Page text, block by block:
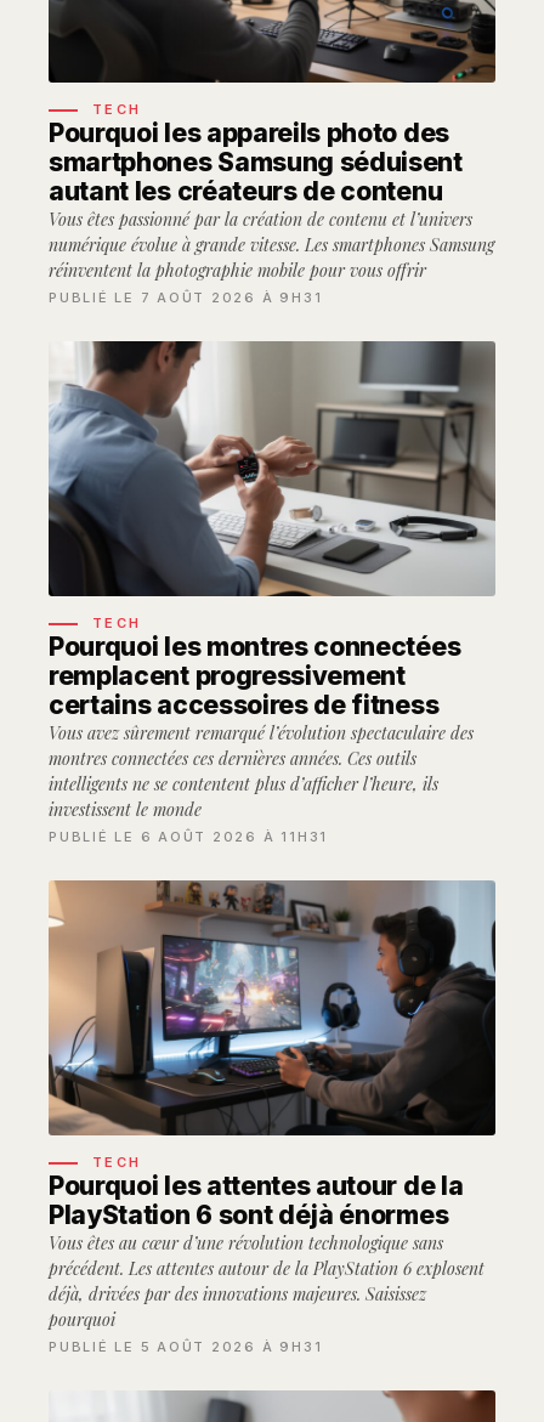
TECH
Pourquoi les appareils photo des
smartphones Samsung séduisent
autant les créateurs de contenu
Vous êtes passionné par la création de contenu et l’univers
numérique évolue à grande vitesse. Les smartphones Samsung
réinventent la photographie mobile pour vous offrir
PUBLIÉ LE 7 AOÛT 2026 À 9H31
TECH
Pourquoi les montres connectées
remplacent progressivement
certains accessoires de fitness
Vous avez sûrement remarqué l’évolution spectaculaire des
montres connectées ces dernières années. Ces outils
intelligents ne se contentent plus d’afficher l’heure, ils
investissent le monde
PUBLIÉ LE 6 AOÛT 2026 À 11H31
TECH
Pourquoi les attentes autour de la
PlayStation 6 sont déjà énormes
Vous êtes au cœur d’une révolution technologique sans
précédent. Les attentes autour de la PlayStation 6 explosent
déjà, drivées par des innovations majeures. Saisissez
pourquoi
PUBLIÉ LE 5 AOÛT 2026 À 9H31